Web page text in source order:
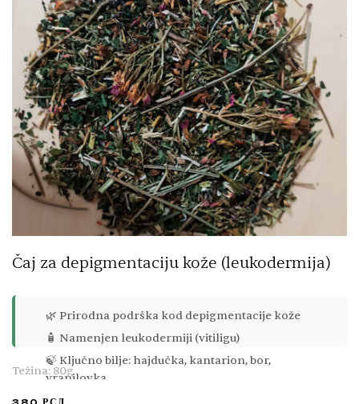
Čaj za depigmentaciju kože (leukodermija)
🌿 Prirodna podrška kod depigmentacije kože
🧴 Namenjen leukodermiji (vitiligu)
🍃 Ključno bilje: hajdučka, kantarion, bor,
vranilovka
☕ Pije se pre i posle jela
Težina: 80g